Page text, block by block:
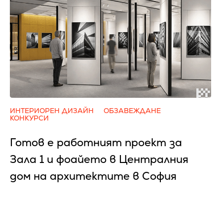
ИНТЕРИОРЕН ДИЗАЙН
ОБЗАВЕЖДАНЕ
КОНКУРСИ
Готов е работният проект за
Зала 1 и фоайето в Централния
дом на архитектите в София